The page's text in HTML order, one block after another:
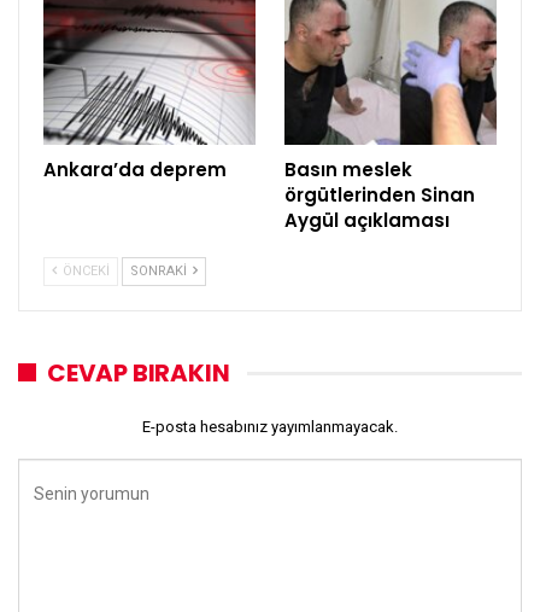
Ankara’da deprem
Basın meslek
örgütlerinden Sinan
Aygül açıklaması
ÖNCEKI SONRAKI
CEVAP BIRAKIN
E-posta hesabınız yayımlanmayacak.